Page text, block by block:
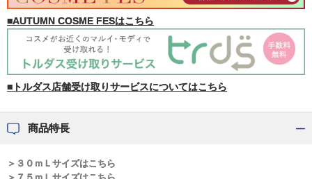
■AUTUMN COSME FESはこちら
■トルダス店舗受け取りサービスについてはこちら
商品特長
＞３０ｍＬサイズはこちら